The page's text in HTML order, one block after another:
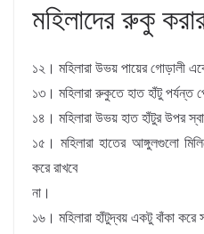
মহিলাদের রুকু
১২। মহিলারা উভয় পায়ের গােড়ালী
১৩। মহিলারা রুকুতে হাত হাঁটু পর্যন্ত
১৪। মহিলারা উভয় হাত হাঁটুর উপর
১৫। মহিলারা হাতের আঙ্গুলগুলাে
করে রাখবে
না।
১৬। মহিলারা হাঁটুদ্বয় একটু বাঁকা করে